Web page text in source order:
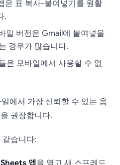
은 표 복사-붙여넣기를 원활
.
일 버전은 Gmail에 붙여넣을
경우가 많습니다.
은 모바일에서 사용할 수 없
에서 가장 신뢰할 수 있는 옵
권장합니다.
습니다:
앱 을 열고 새 스프레드